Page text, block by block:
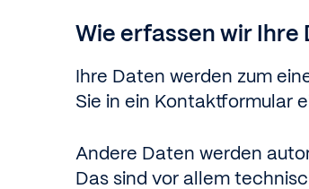
Wie erfassen wir Ihre
Ihre Daten werden zum
Sie in ein Kontaktformular
Andere Daten werden
Das sind vor allem